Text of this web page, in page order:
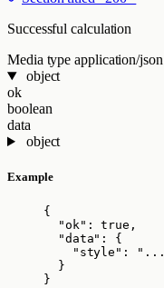
Successful calculation
Media type application/json
object
ok
boolean
data
object
Example
{
"ok" : true ,
"data" : {
"style" : " ...
}
}